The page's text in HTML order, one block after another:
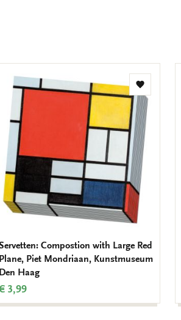
Toevoegen
aan
verlanglijst
Compostion with Large Red
Plane, Piet Mondriaan, Kunstmuseum
Den Haag
3,99